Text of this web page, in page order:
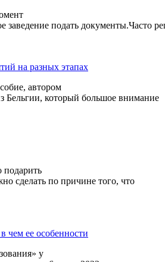
заведение подать документы.Часто
на разных этапах
автором
Бельгии, который большое внимание
подарить
сделать по причине того, что
чем ее особенности
у